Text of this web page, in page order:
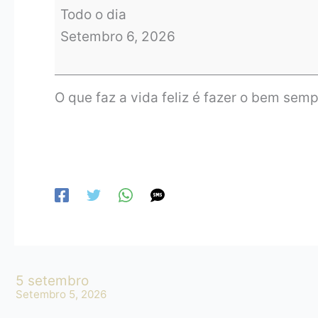
Todo o dia
Setembro 6, 2026
O que faz a vida feliz é fazer o bem
5 setembro
Setembro 5, 2026